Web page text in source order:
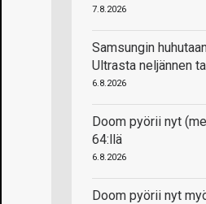
7.8.2026
Samsungin
Ultrasta neljännen
6.8.2026
Doom pyörii nyt
64:llä
6.8.2026
Doom pyörii nyt